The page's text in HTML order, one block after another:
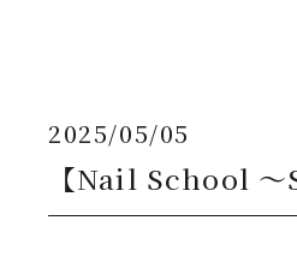
2025/05/05
【Nail School ～